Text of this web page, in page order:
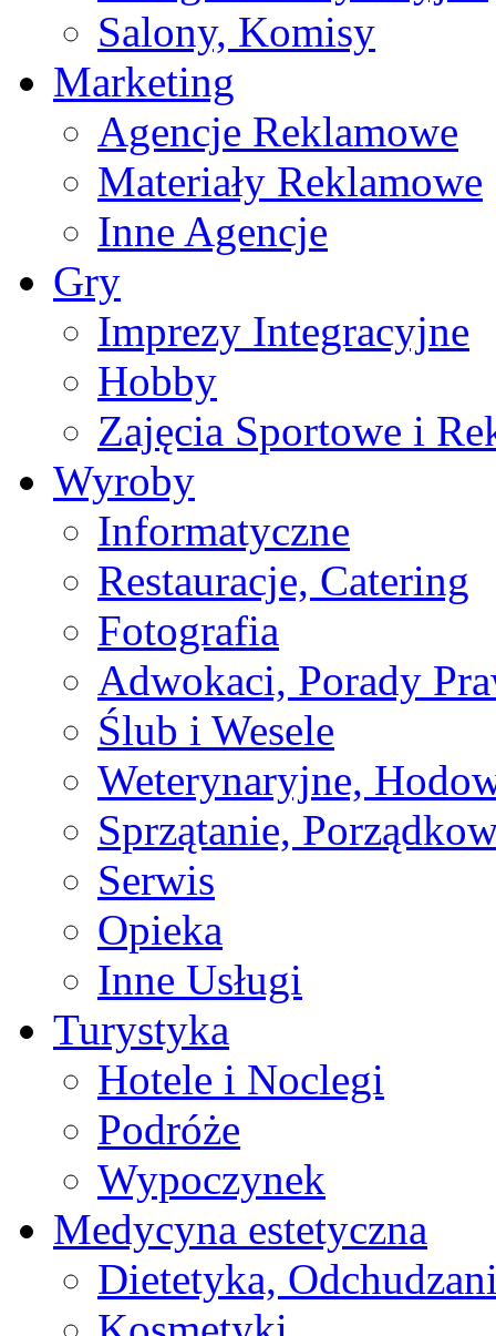
Salony, Komisy
Marketing
Agencje Reklamowe
Materiały Reklamowe
Inne Agencje
Gry
Imprezy Integracyjne
Hobby
Zajęcia Sportowe i
Wyroby
Informatyczne
Restauracje, Catering
Fotografia
Adwokaci, Porady
Ślub i Wesele
Weterynaryjne,
Sprzątanie,
Serwis
Opieka
Inne Usługi
Turystyka
Hotele i Noclegi
Podróże
Wypoczynek
Medycyna estetyczna
Dietetyka,